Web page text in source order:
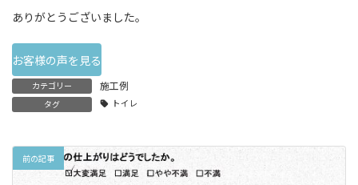
ありがとうございました。
お客様の声を見る
カテゴリー 施工例
タグ トイレ
前の記事